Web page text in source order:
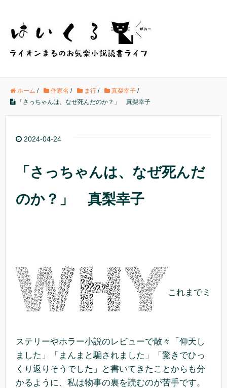
ホーム / 作家名 / ま行 / 真梨幸子 /
「さっちゃんは、なぜ死んだのか？」 真梨幸子
2024-04-24
「さっちゃんは、なぜ死んだ
のか？」 真梨幸子
これまでミ
ステリーやホラー小説のレビューで散々「仰天し
ました」「まんまと騙されました」「驚きでひっ
くり返りそうでした」と書いてきたことからも分
かるように、私は物事の裏を読むのが苦手です。